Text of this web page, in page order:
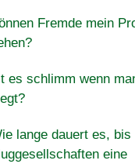
Fremde mein
es schlimm wenn
lange dauert es, bis
eine